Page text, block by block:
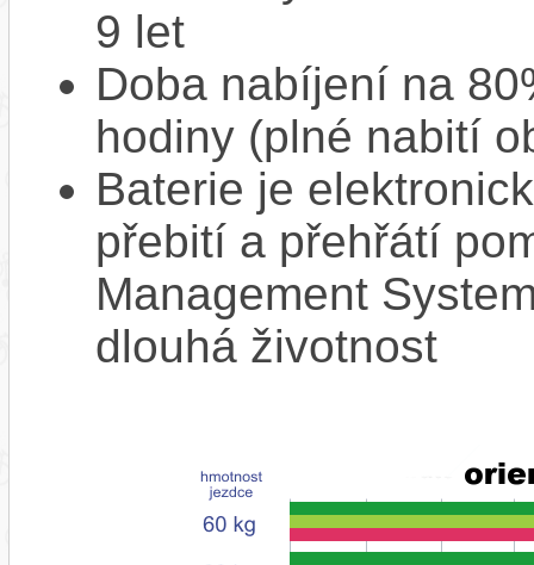
9 let
Doba nabíjení na
hodiny (plné nabití
Baterie je
přebití a přehřátí
Management
dlouhá životnost